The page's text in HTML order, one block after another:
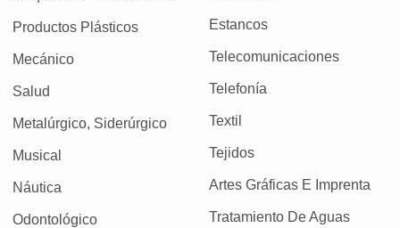
Productos Plásticos
Mecánico
Salud
Metalúrgico, Siderúrgico
Musical
Náutica
Odontológico
Estancos
Telecomunicaciones
Telefonía
Textil
Tejidos
Artes Gráficas E Imprenta
Tratamiento De Aguas